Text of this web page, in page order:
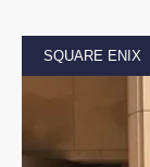
SQUARE ENIX